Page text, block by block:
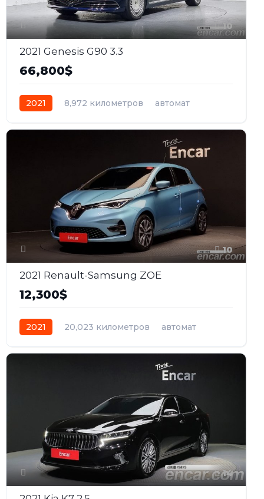
10
2021 Genesis G90 3.3
66,800$
2021 8,972 километров
автомат
10
2021 Renault-Samsung ZOE
12,300$
2021 20,023 километров
автомат
14